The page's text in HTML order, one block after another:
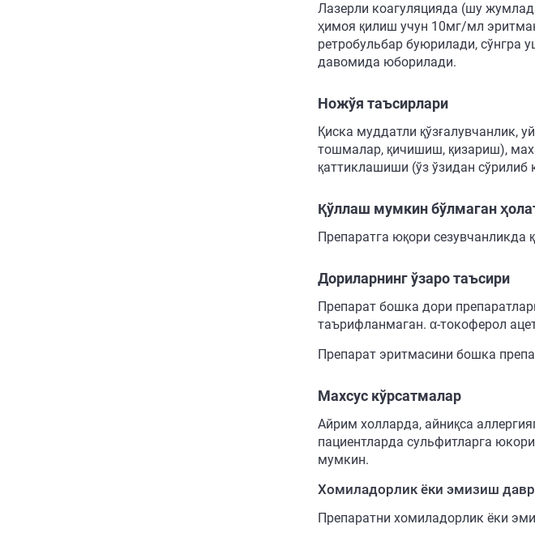
Лазерли коагуляцияда (шу
ҳимоя қилиш учун 10мг/мл
ретробульбар буюрилади, сўнгра
давомида юборилади.
Ножўя таъсирлари
Қиска муддатли қўзғалувчанлик,
тошмалар, қичишиш, қизариш),
қаттиклашиши (ўз ўзидан сўрилиб
Қўллаш мумкин бўлмаган
Препаратга юқори
Дориларнинг ўзаро таъсири
Препарат бошка дори
таърифланмаган. α-токоферол
Препарат эритмасини бошка
Махсус кўрсатмалар
Айрим холларда, айниқса
пациентларда сульфитларга
мумкин.
Хомиладорлик ёки эмизиш
Препаратни хомиладорлик ёки